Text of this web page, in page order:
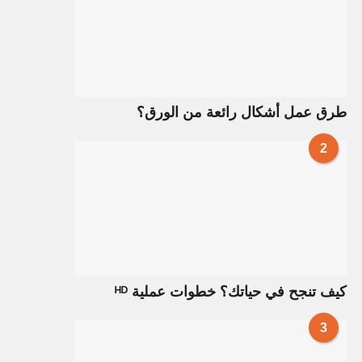
طرق عمل أشكال رائعة من الورق؟
2
كيف تنجح في حياتك؟ خطوات عملية ᴴᴰ
3